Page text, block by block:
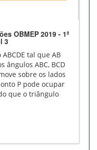
OBMEP 2019 - 1ª
3
tal que AB
ângulos ABC, BCD
sobre os lados
P pode ocupar
que o triângulo